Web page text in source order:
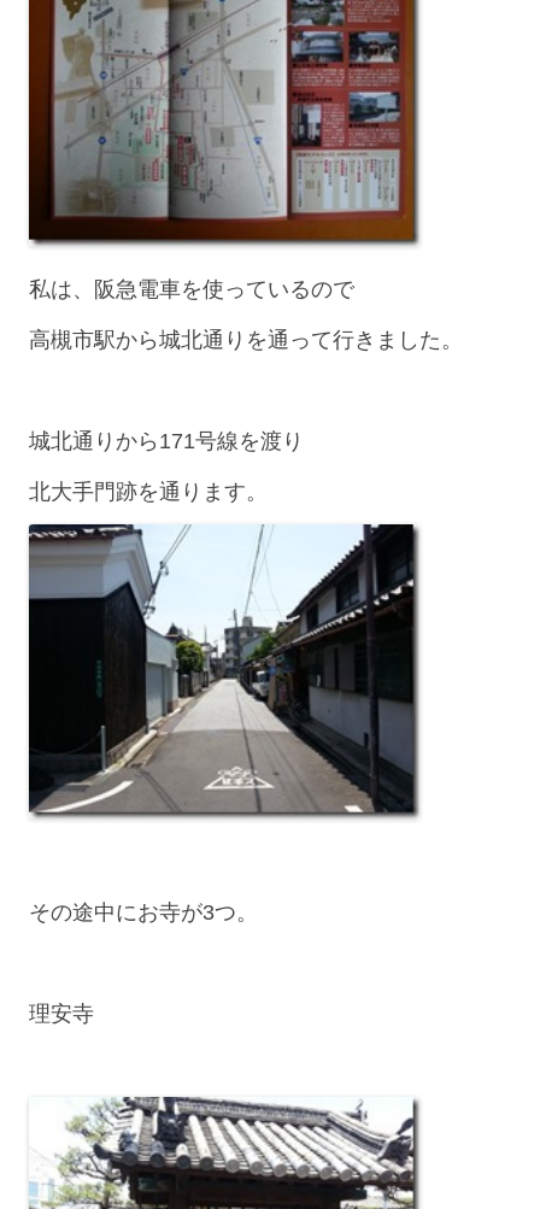
私は、阪急電車を使っているので
高槻市駅から城北通りを通って行きました。
城北通りから171号線を渡り
北大手門跡を通ります。
その途中にお寺が3つ。
理安寺